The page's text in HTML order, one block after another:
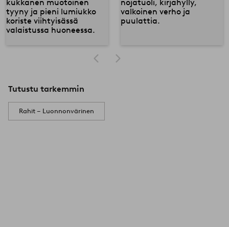
Tutustu tarkemmin
Rahit – Luonnonvärinen